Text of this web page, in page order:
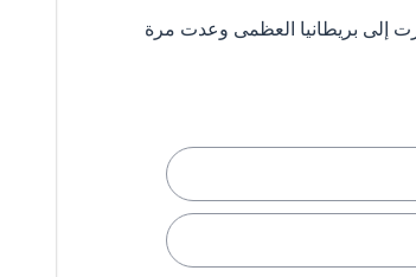
وكأنك سافرت إلى بريطانيا العظمى وعدت مرة